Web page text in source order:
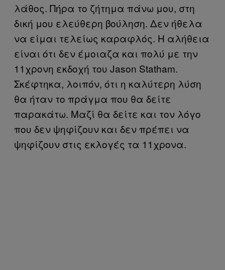
λάθος. Πήρα το ζήτημα πάνω μου, στη
δική μου ελεύθερη βούληση. Δεν ήθελα
να είμαι τελείως καραφλός. Η αλήθεια
είναι ότι δεν έμοιαζα και πολύ με την
11χρονη εκδοχή του Jason Statham.
Σκέφτηκα, λοιπόν, ότι η καλύτερη λύση
θα ήταν το πράγμα που θα δείτε
παρακάτω. Μαζί θα δείτε και τον λόγο
που δεν ψηφίζουν και δεν πρέπει να
ψηφίζουν στις εκλογές τα 11χρονα.